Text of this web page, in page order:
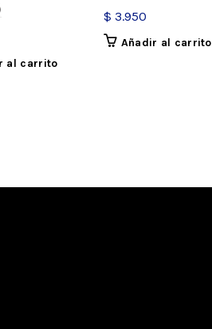
al carrito
$ 3.950
Añadir al carrito